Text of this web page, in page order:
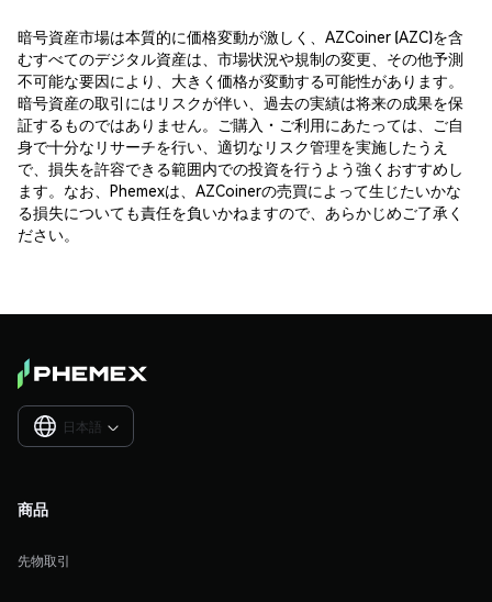
暗号資産市場は本質的に価格変動が激しく、AZCoiner (AZC)を含
むすべてのデジタル資産は、市場状況や規制の変更、その他予測
不可能な要因により、大きく価格が変動する可能性があります。
暗号資産の取引にはリスクが伴い、過去の実績は将来の成果を保
証するものではありません。ご購入・ご利用にあたっては、ご自
身で十分なリサーチを行い、適切なリスク管理を実施したうえ
で、損失を許容できる範囲内での投資を行うよう強くおすすめし
ます。なお、Phemexは、AZCoinerの売買によって生じたいかな
る損失についても責任を負いかねますので、あらかじめご了承く
ださい。
日本語 
商品
先物取引